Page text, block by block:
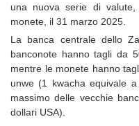
una nuova serie di
monete, il 31 marzo 2025.
La banca centrale dello
banconote hanno tagli da
mentre le monete hanno
unwe (1 kwacha equivale
massimo delle vecchie
dollari USA).